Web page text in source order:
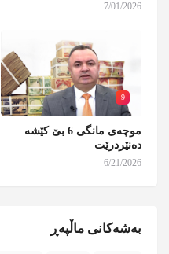
7/01/2026
9
موچەی مانگی 6 بێ کێشە
دەنێردرێت
6/21/2026
بەشەکانی ماڵپەڕ